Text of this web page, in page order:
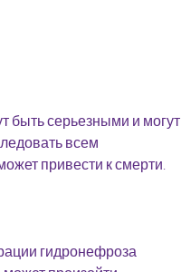
быть серьезными и могут
всем
привести к смерти.
гидронефроза